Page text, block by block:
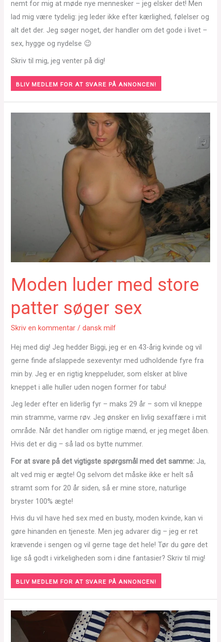
nemt for mig at møde nye mennesker – jeg elsker det! Men
lad mig være tydelig: jeg leder ikke efter kærlighed, følelser og
alt det der. Jeg søger noget, der handler om det gode i livet –
sex, hygge og nydelse 😉
Skriv til mig, jeg venter på dig!
BLIV MEDLEM FOR AT SVARE PÅ ANNONCEN!
Moden luder med store
patter søger sex
Skriv en kommentar /dansk milf
Hej med dig! Jeg hedder Biggi, jeg er en 43-årig kvinde og vil
gerne finde afslappede sexeventyr med udholdende fyre fra
min by. Jeg er en rigtig kneppeluder, som elsker at blive
kneppet i alle huller uden nogen former for tabu!
Jeg leder efter en liderlig fyr – maks 29 år – som vil kneppe
min stramme, varme røv. Jeg ønsker en livlig sexaffære i mit
område. Når det handler om rigtige mænd, er jeg meget åben.
Hvis det er dig – så lad os bytte nummer.
For at svare på det vigtigste spørgsmål med det samme: Ja,
alt ved mig er ægte! Og selvom det måske ikke er helt så
stramt som for 20 år siden, så er mine store, naturlige
bryster 100% ægte!
Hvis du vil have hed sex med en busty, moden kvinde, kan vi
gøre hinanden en tjeneste. Men jeg advarer dig – jeg er ret
krævende i sengen og vil gerne tage det hele! Tør du gøre det
lige så godt i virkeligheden som i dine fantasier? Skriv til mig!
BLIV MEDLEM FOR AT SVARE PÅ ANNONCEN!